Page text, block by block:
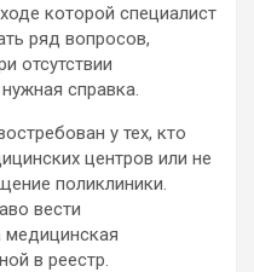
которой специалист
ряд вопросов,
отсутствии
справка.
у тех, кто
центров или не
поликлиники.
вести
медицинская
в реестр.